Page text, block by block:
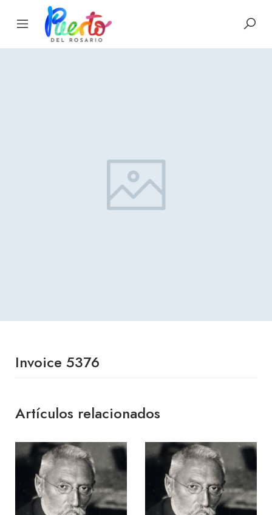
Invoice 5376
Artículos relacionados